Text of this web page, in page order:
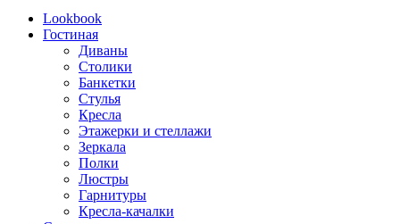
Lookbook
Гостиная
Диваны
Столики
Банкетки
Стулья
Кресла
Этажерки и стеллажи
Зеркала
Полки
Люстры
Гарнитуры
Кресла-качалки